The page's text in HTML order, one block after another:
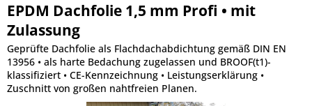
EPDM Dachfolie 1,5 mm Profi • mit
Zulassung
Geprüfte Dachfolie als Flachdachabdichtung gemäß DIN EN
13956 • als harte Bedachung zugelassen und BROOF(t1)-
klassifiziert • CE-Kennzeichnung • Leistungserklärung •
Zuschnitt von großen nahtfreien Planen.